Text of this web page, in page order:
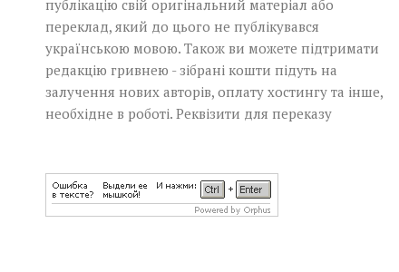
публікацію свій оригінальний матеріал або
переклад, який до цього не публікувався
українською мовою. Також ви можете підтримати
редакцію гривнею - зібрані кошти підуть на
залучення нових авторів, оплату хостингу та інше,
необхідне в роботі. Реквізити для переказу